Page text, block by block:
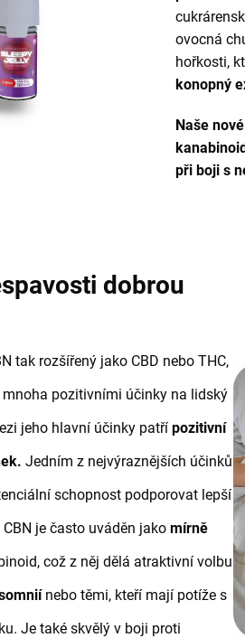
ovocná
hořkosti,
konopný
Naše
při boji s
dobrou
tak rozšířený jako CBD nebo THC,
mnoha pozitivními účinky na lidský
jeho hlavní účinky patří pozitivní
Jedním z nejvýraznějších účinků
schopnost podporovat lepší
je často uváděn jako mírně
což z něj dělá atraktivní volbu
nebo těmi, kteří mají potíže s
Je také skvělý v boji proti